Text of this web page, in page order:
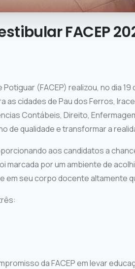
FACEP
(FACEP) realizou, no dia
as cidades de Pau dos Ferros,
Contábeis, Direito,
de qualidade e transformar a
aos candidatos a
marcada por um ambiente de
em seu corpo docente altamente
da FACEP em levar